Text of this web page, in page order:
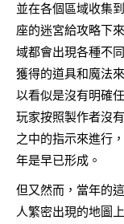
並在各個區域收集
座的迷宮給攻略下
域都會出現各種不
獲得的道具和魔法
以看似是沒有明確
玩家按照製作者沒
之中的指示來進行
年是早已形成。
但又然而，當年的
人繁密出現的地圖